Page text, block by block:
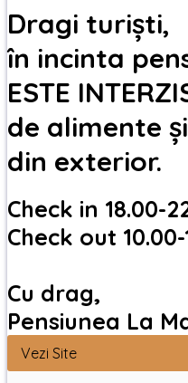
Dragi turiști,
în incinta
ESTE
de alimente
din exterior.
Check in 18.00-
Check out 10.00-
Cu drag,
Pensiunea La
Vezi Site